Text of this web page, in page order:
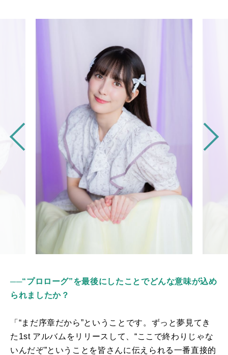
──“プロローグ”を最後にしたことでどんな意味が込め
られましたか？
「“まだ序章だから”ということです。ずっと夢見てき
た 1st アルバムをリリースして、“ここで終わりじゃな
いんだぞ”ということを皆さんに伝えられる一番直接的